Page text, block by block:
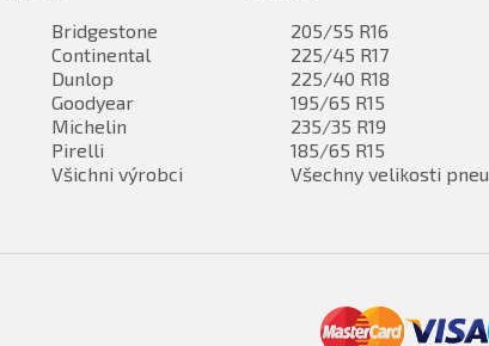
Bridgestone
Continental
Dunlop
Goodyear
Michelin
Pirelli
Všichni výrobci
205/55 R16
225/45 R17
225/40 R18
195/65 R15
235/35 R19
185/65 R15
Všechny velikosti